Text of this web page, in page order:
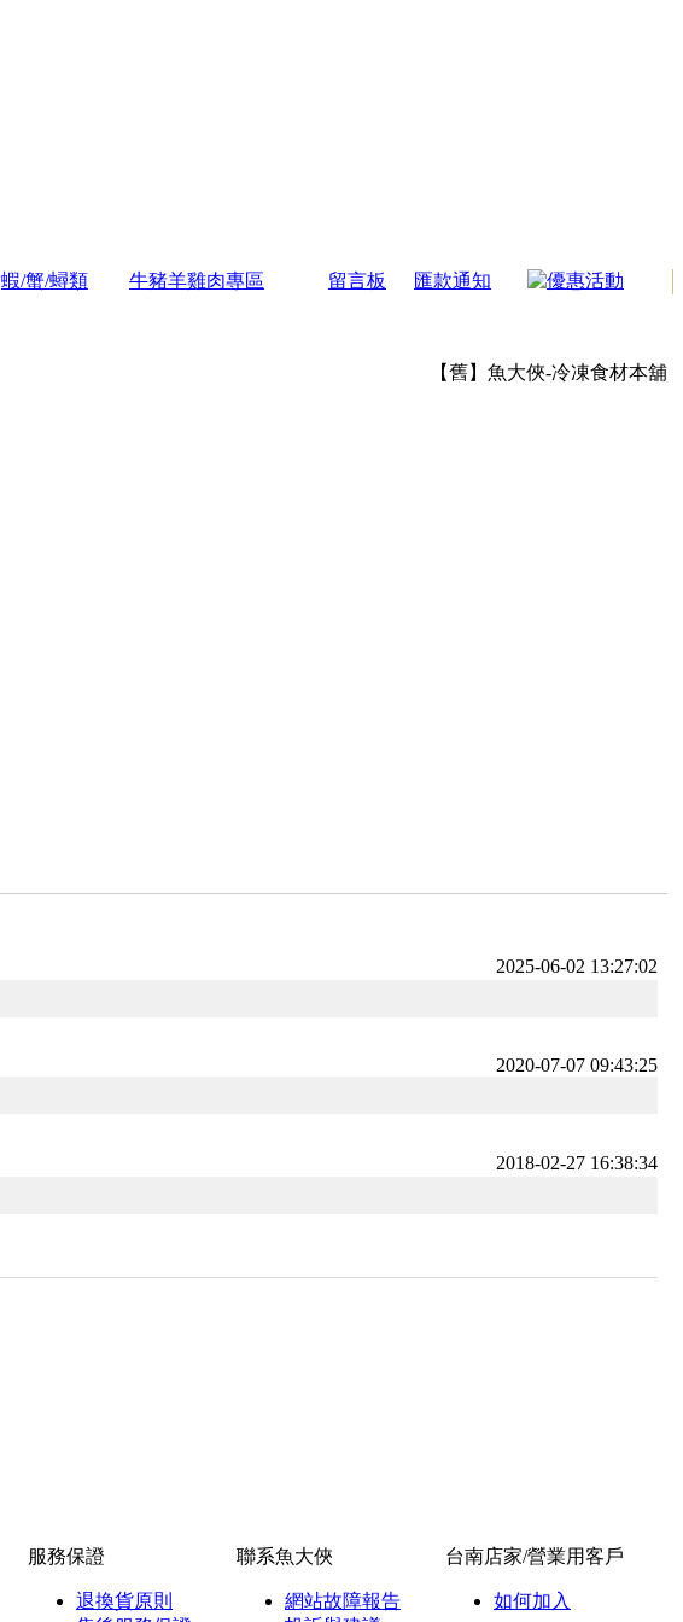
蝦/蟹/蟳類 牛豬羊雞肉專區 留言板
匯款通知
【舊】魚大俠-冷凍食材本舖
2025-06-02 13:27:02
2020-07-07 09:43:25
2018-02-27 16:38:34
服務保證 聯系魚大俠 台南店家/營業用客戶
退換貨原則
網站故障報告
如何加入